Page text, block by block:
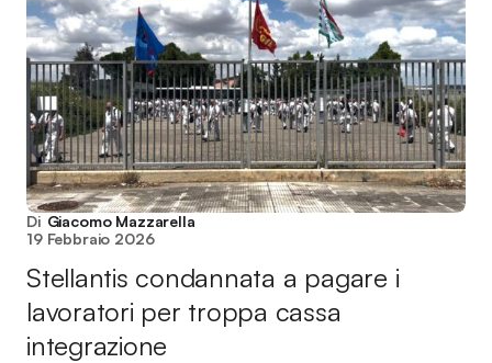
Di Giacomo Mazzarella
19 Febbraio 2026
Stellantis condannata a pagare i
lavoratori per troppa cassa
integrazione